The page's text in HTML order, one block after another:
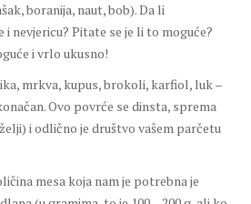
boranija, naut, bob). Da li
i nevjericu? Pitate se je li to moguće?
i vrlo ukusno!
mrkva, kupus, brokoli, karfiol, luk –
Ovo povrće se dinsta, sprema
i odlično je društvo vašem parčetu
mesa koja nam je potrebna je